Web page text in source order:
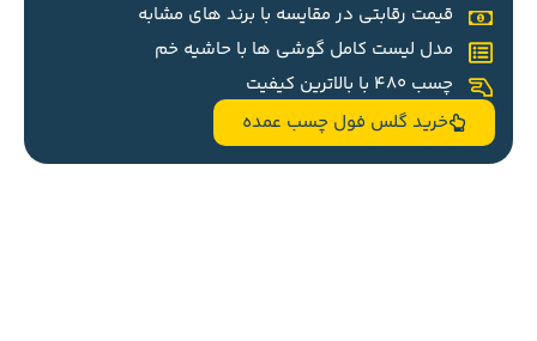
قیمت رقابتی در مقایسه با برند های مشابه
مدل لیست کامل گوشی ها با حاشیه خم
چسب 480 با بالاترین کیفیت
خرید گلس فول چسب عمده